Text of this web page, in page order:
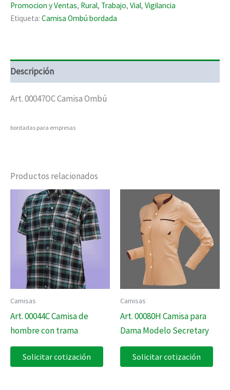
Promocion y Ventas, Rural, Trabajo, Vial, Vigilancia
Etiqueta: Camisa Ombú bordada
Descripción
Art. 00047OC Camisa Ombú
bordadas para empresas
Productos relacionados
Camisas
Art. 00044C Camisa de
hombre con trama
Solicitar cotización
Camisas
Art. 00080H Camisa para
Dama Modelo Secretary
Solicitar cotización